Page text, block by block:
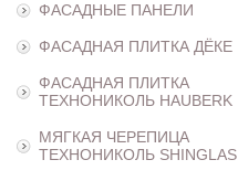
ФАСАДНЫЕ ПАНЕЛИ
ФАСАДНАЯ ПЛИТКА ДЁКЕ
ФАСАДНАЯ ПЛИТКА
ТЕХНОНИКОЛЬ HAUBERK
МЯГКАЯ ЧЕРЕПИЦА
ТЕХНОНИКОЛЬ SHINGLAS